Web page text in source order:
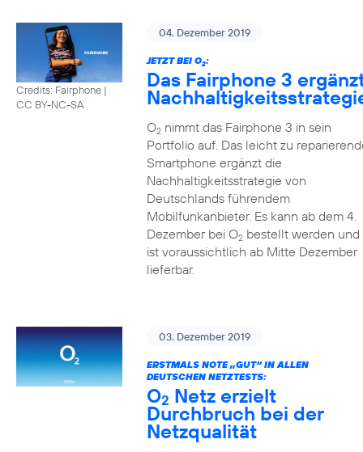
Credits: Fairphone |
CC BY-NC-SA
04. Dezember 2019
JETZT BEI O2:
Das Fairphone 3
O2nimmt das Fairphone 3 in sein
Portfolio auf. Das leicht zu
Smartphone ergänzt die
Nachhaltigkeitsstrategie von
Deutschlands führendem
Mobilfunkanbieter. Es kann ab dem 4.
Dezember bei O2bestellt werden und
ist voraussichtlich ab Mitte Dezember
lieferbar.
03. Dezember 2019
ERSTMALS NOTE „GUT“ IN ALLEN
DEUTSCHEN NETZTESTS:
O2 Netz erzielt
Durchbruch bei der
Netzqualität